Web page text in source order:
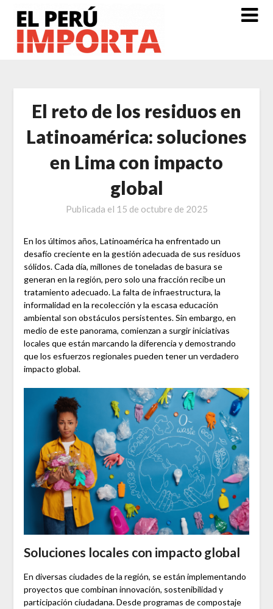
contenido
El reto de los residuos en
Latinoamérica: soluciones
en Lima con impacto
global
Publicada el 15 de octubre de 2025
En los últimos años, Latinoamérica ha enfrentado un
desafío creciente en la gestión adecuada de sus residuos
sólidos. Cada día, millones de toneladas de basura se
generan en la región, pero solo una fracción recibe un
tratamiento adecuado. La falta de infraestructura, la
informalidad en la recolección y la escasa educación
ambiental son obstáculos persistentes. Sin embargo, en
medio de este panorama, comienzan a surgir iniciativas
locales que están marcando la diferencia y demostrando
que los esfuerzos regionales pueden tener un verdadero
impacto global.
Soluciones locales con impacto global
En diversas ciudades de la región, se están implementando
proyectos que combinan innovación, sostenibilidad y
participación ciudadana. Desde programas de compostaje